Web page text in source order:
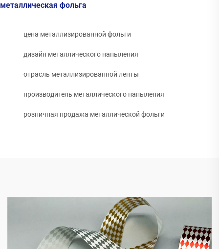
металлическая фольга
цена металлизированной фольги
дизайн металлического напыления
отрасль металлизированной ленты
производитель металлического напыления
розничная продажа металлической фольги